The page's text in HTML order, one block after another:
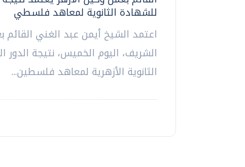
للشهادة الثانوية لمعاهد فلسطي
اعتمد الشيخ أيمن عبد الغني القائم
الشريف، اليوم الخميس، نتيجة الدور
الثانوية الأزهرية لمعاهد فلسطين...